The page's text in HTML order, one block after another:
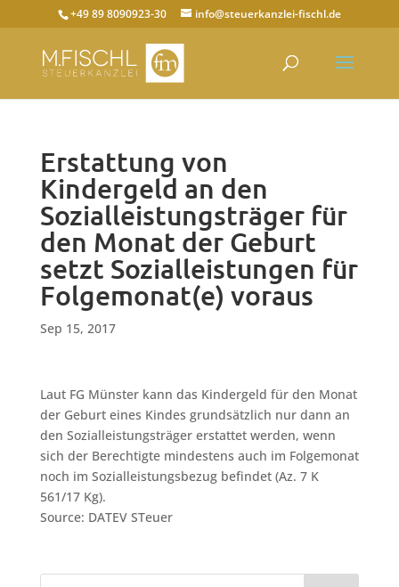
+49 89 8090923-30 info@steuerkanzlei-fischl.de
Erstattung von
Kindergeld an den
Sozialleistungsträger für
den Monat der Geburt
setzt Sozialleistungen für
Folgemonat(e) voraus
Sep 15, 2017
Laut FG Münster kann das Kindergeld für den Monat
der Geburt eines Kindes grundsätzlich nur dann an
den Sozialleistungsträger erstattet werden, wenn
sich der Berechtigte mindestens auch im Folgemonat
noch im Sozialleistungsbezug befindet (Az. 7 K
561/17 Kg).
Source: DATEV STeuer